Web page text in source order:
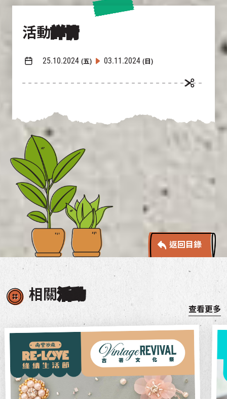
活動詳情
25.10.2024 (五) 03.11.2024 (日)
返回目錄
相關活動
查看更多